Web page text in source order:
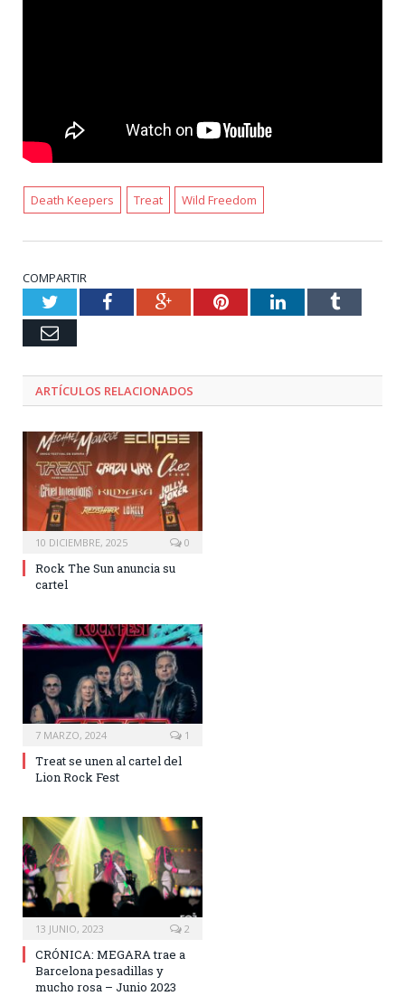
Death Keepers Treat Wild Freedom
COMPARTIR
TwitterFacebookGoogle+PinterestLinkedInTumblr
Email
ARTÍCULOS RELACIONADOS
10 DICIEMBRE, 2025 0
Rock The Sun anuncia su
cartel
7 MARZO, 2024 1
Treat se unen al cartel del
Lion Rock Fest
13 JUNIO, 2023 2
CRÓNICA: MEGARA trae a
Barcelona pesadillas y
mucho rosa – Junio 2023